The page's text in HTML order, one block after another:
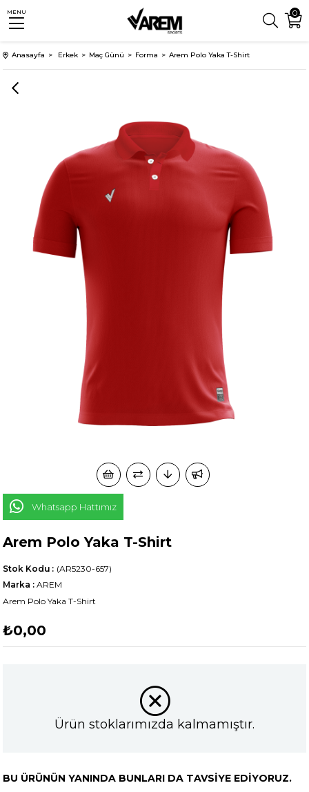
0
MENU
Anasayfa Erkek Maç Günü Forma Arem Polo Yaka T-Shirt
Whatsapp Hattımız
Arem Polo Yaka T-Shirt
(AR5230-657)
Stok Kodu
Marka : AREM
Arem Polo Yaka T-Shirt
₺0,00
Ürün stoklarımızda kalmamıştır.
BU ÜRÜNÜN YANINDA BUNLARI DA TAVSIYE EDIYORUZ.